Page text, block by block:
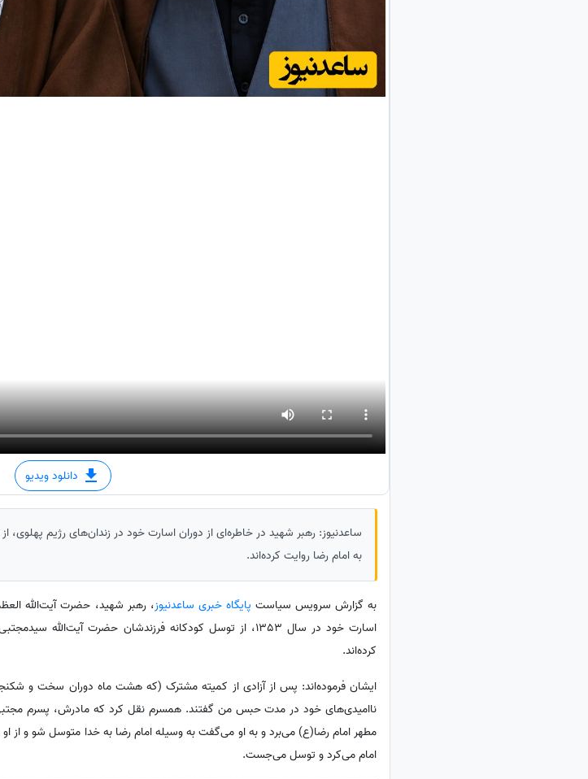
دانلود ویدیو
ساعدنیوز: رهبر شهید در خاطره‌ای از دوران اسارت خود در زندان‌های رژیم
به امام رضا روایت کرده‌اند.
به گزارش سرویس سیاست پایگاه خبری ساعدنیوز، رهبر شهید، حضرت آیت‌الله
اسارت خود در سال 1353، از توسل کودکانه فرزندشان حضرت
کرده‌اند.
ایشان فرموده‌اند: پس از آزادی از کمیته مشترک (که هشت ماه دوران سخت و
ناامیدی‌های خود در مدت حبس من گفتند. همسرم نقل کرد که مادرش، پسرم
مطهر امام رضا(ع) می‌برد و به او می‌گفت به وسیله امام رضا به خدا متوسل شو و از او
امام می‌کرد و توسل می‌جست.